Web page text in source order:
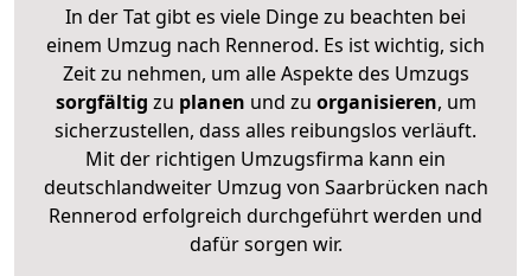
In der Tat gibt es viele Dinge zu beachten bei
einem Umzug nach Rennerod. Es ist wichtig, sich
Zeit zu nehmen, um alle Aspekte des Umzugs
sorgfältig zu planen und zu organisieren, um
sicherzustellen, dass alles reibungslos verläuft.
Mit der richtigen Umzugsfirma kann ein
deutschlandweiter Umzug von Saarbrücken nach
Rennerod erfolgreich durchgeführt werden und
dafür sorgen wir.